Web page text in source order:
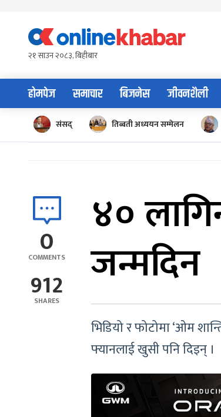
content२१ साउन २०८३, बिहीबार
होमपेज समाचार बिजनेस जीवनशैली
संसद् तिब्बती अध्ययन सम्मेलन
0
COMMENTS
912
SHARES
४०
जन्मदिन
भिडियो र फोटोमा ‘ओम
फ्यानलाई खुसी पनि दिइन् ।